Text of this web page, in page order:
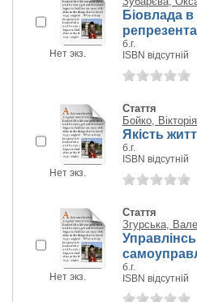
Нет экз.
Біовлада в
б.г.
ISBN відсутній
Нет экз.
Стаття
Бойко,
Якість
б.г.
ISBN відсутній
Нет экз.
Стаття
Згурська,
б.г.
ISBN відсутній